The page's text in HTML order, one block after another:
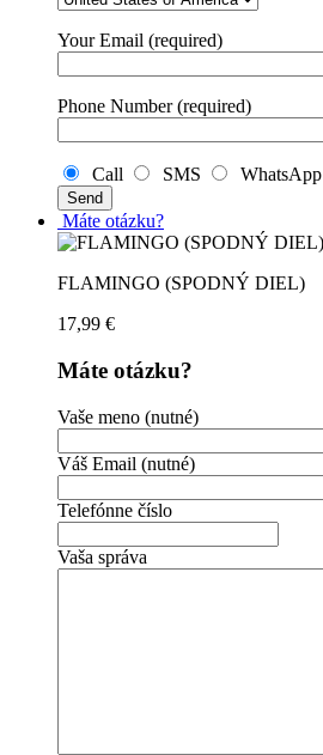
Your Email (required)
Phone Number (required)
Call SMS WhatsApp
Máte otázku?
FLAMINGO (SPODNÝ DIEL)
17,99 €
Máte otázku?
Vaše meno (nutné)
Váš Email (nutné)
Telefónne číslo
Vaša správa